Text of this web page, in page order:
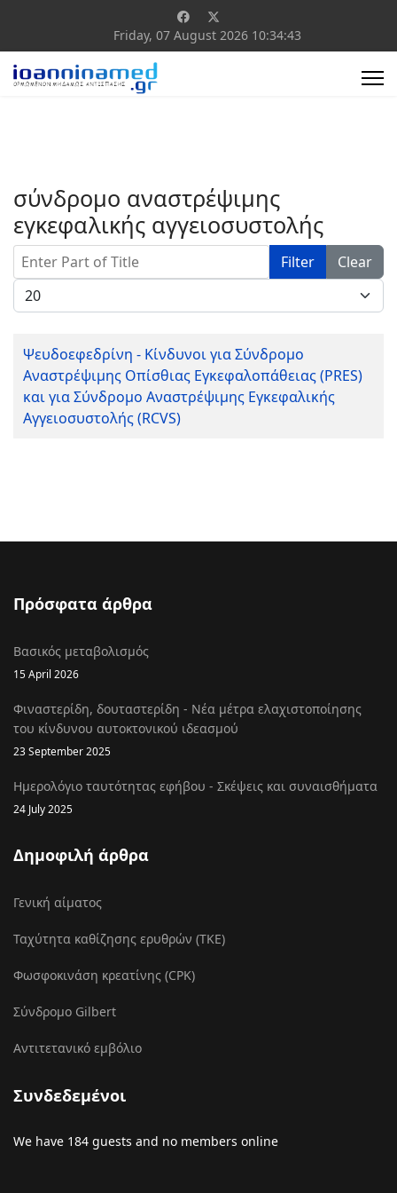
Friday, 07 August 2026 10:34:43
σύνδρομο αναστρέψιμης
εγκεφαλικής αγγειοσυστολής
Enter Part of Title Filter
Clear
Display #
Ψευδοεφεδρίνη - Κίνδυνοι για Σύνδρομο
Αναστρέψιμης Οπίσθιας Εγκεφαλοπάθειας (PRES)
και για Σύνδρομο Αναστρέψιμης Εγκεφαλικής
Αγγειοσυστολής (RCVS)
Πρόσφατα άρθρα
Βασικός μεταβολισμός
15 April 2026
Φιναστερίδη, δουταστερίδη - Νέα μέτρα ελαχιστοποίησης
του κίνδυνου αυτοκτονικού ιδεασμού
23 September 2025
Ημερολόγιο ταυτότητας εφήβου - Σκέψεις και συναισθήματα
24 July 2025
Δημοφιλή άρθρα
Γενική αίματος
Ταχύτητα καθίζησης ερυθρών (ΤΚΕ)
Φωσφοκινάση κρεατίνης (CPK)
Σύνδρομο Gilbert
Αντιτετανικό εμβόλιο
Συνδεδεμένοι
We have 184 guests and no members online